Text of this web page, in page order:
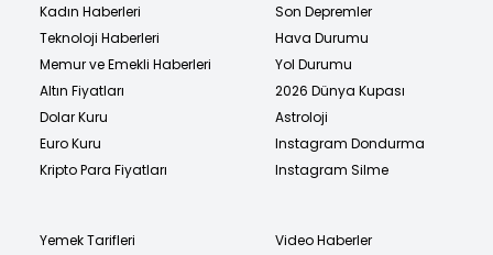
Kadın Haberleri
Teknoloji Haberleri
Memur ve Emekli Haberleri
Altın Fiyatları
Dolar Kuru
Euro Kuru
Kripto Para Fiyatları
Son Depremler
Hava Durumu
Yol Durumu
2026 Dünya Kupası
Astroloji
Instagram Dondurma
Instagram Silme
Yemek Tarifleri
Video Haberler